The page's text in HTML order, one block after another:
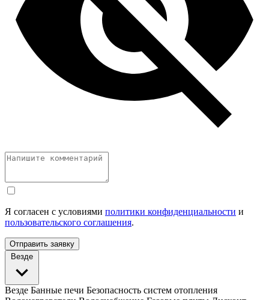
Я согласен с условиями политики конфиденциальности и
пользовательского соглашения.
Отправить заявку
Везде
Везде Банные печи Безопасность систем отопления